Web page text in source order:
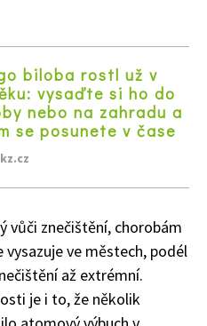
biloba rostl už v
vysaďte si ho do
nebo na zahradu a
se posunete v čase
vůči znečištění, chorobám
ve městech, podél
až extrémní.
je i to, že několik